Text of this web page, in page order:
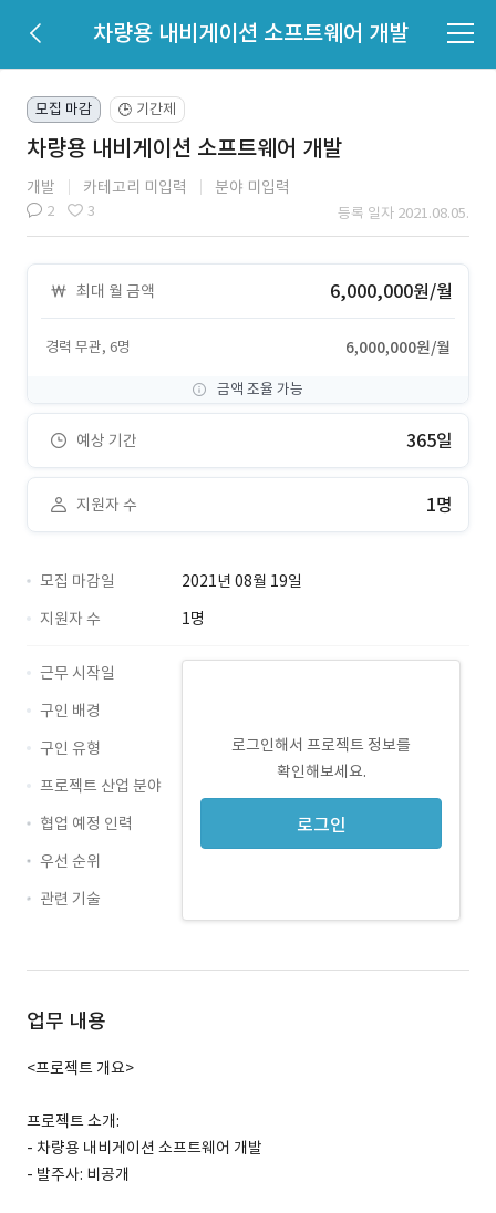
차량용 내비게이션 소프트웨어 개발
모집 마감 🕒 기간제
차량용 내비게이션 소프트웨어 개발
개발 카테고리 미입력 분야 미입력
2 3 등록 일자 2021.08.05.
최대 월 금액 6,000,000원/월
경력 무관, 6명 6,000,000원/월
금액 조율 가능
예상 기간 365일
지원자 수 1명
모집 마감일
2021년 08월 19일
지원자 수
1명
로그인해서 프로젝트 정보를
확인해보세요.
로그인
근무 시작일
구인 배경
구인 유형
프로젝트 산업 분야
협업 예정 인력
우선 순위
관련 기술
업무 내용
<프로젝트 개요>
프로젝트 소개:
- 차량용 내비게이션 소프트웨어 개발
- 발주사: 비공개